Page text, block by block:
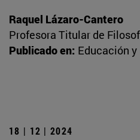
Raquel Lázaro-Cantero
Profesora Titular de
Publicado en: Educación
18 | 12 | 2024